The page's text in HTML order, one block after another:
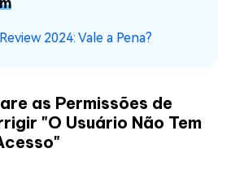
2024: Vale a Pena?
as Permissões de
"O Usuário Não Tem